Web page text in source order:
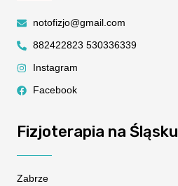
notofizjo@gmail.com
882422823 530336339
Instagram
Facebook
Fizjoterapia na Śląsku
Zabrze